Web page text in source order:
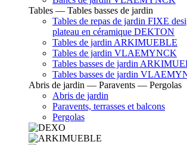
Tables — Tables basses de jardin
Tables de repas de jardin FIXE
plateau en céramique DEKTON
Tables de jardin ARKIMUEBLE
Tables de jardin VLAEMYNCK
Tables basses de jardin
Tables basses de jardin
Abris de jardin — Paravents — Pergolas
Abris de jardin
Paravents, terrasses et balcons
Pergolas